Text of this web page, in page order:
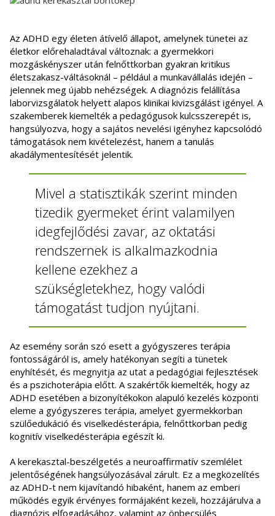
Az ADHD egy életen átívelő állapot, amelynek tünetei az
életkor előrehaladtával változnak: a gyermekkori
mozgáskényszer után felnőttkorban gyakran kritikus
életszakasz-váltásoknál – például a munkavállalás idején –
jelennek meg újabb nehézségek. A diagnózis felállítása
laborvizsgálatok helyett alapos klinikai kivizsgálást igényel. A
szakemberek kiemelték a pedagógusok kulcsszerepét is,
hangsúlyozva, hogy a sajátos nevelési igényhez kapcsolódó
támogatások nem kivételezést, hanem a tanulás
akadálymentesítését jelentik.
Mivel a statisztikák szerint minden
tizedik gyermeket érint valamilyen
idegfejlődési zavar, az oktatási
rendszernek is alkalmazkodnia
kellene ezekhez a
szükségletekhez, hogy valódi
támogatást tudjon nyújtani.
Az esemény során szó esett a gyógyszeres terápia
fontosságáról is, amely hatékonyan segíti a tünetek
enyhítését, és megnyitja az utat a pedagógiai fejlesztések
és a pszichoterápia előtt. A szakértők kiemelték, hogy az
ADHD esetében a bizonyítékokon alapuló kezelés központi
eleme a gyógyszeres terápia, amelyet gyermekkorban
szülőedukáció és viselkedésterápia, felnőttkorban pedig
kognitív viselkedésterápia egészít ki.
A kerekasztal-beszélgetés a neuroaffirmatív szemlélet
jelentőségének hangsúlyozásával zárult. Ez a megközelítés
az ADHD-t nem kijavítandó hibaként, hanem az emberi
működés egyik érvényes formájaként kezeli, hozzájárulva a
diagnózis elfogadásához, valamint az önbecsülés